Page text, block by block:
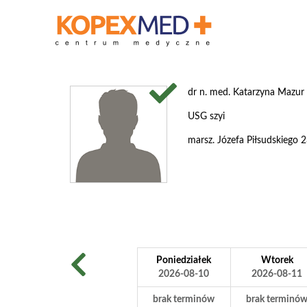
dr n. med. Katarzyna Mazur
USG szyi
marsz. Józefa Piłsudskiego
Poniedziałek
2026-08-10
Wtorek
2026-08-11
brak terminów brak terminów